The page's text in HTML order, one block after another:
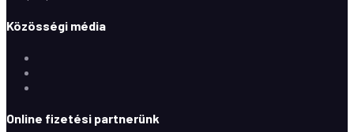
Közösségi média
Online fizetési partnerünk